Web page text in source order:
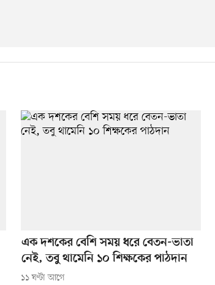
এক দশকের বেশি সময় ধরে বেতন-ভাতা
নেই, তবু থামেনি ১০ শিক্ষকের পাঠদান
১১ ঘণ্টা আগে